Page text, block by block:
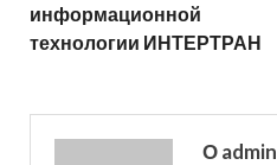
информационной
технологии ИНТЕРТРАН
О admin